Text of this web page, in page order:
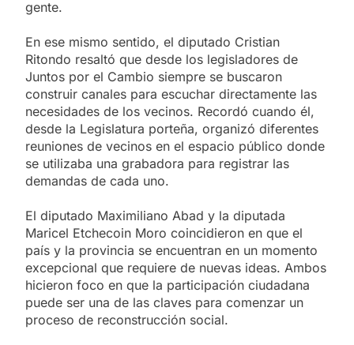
gente.
En ese mismo sentido, el diputado Cristian
Ritondo resaltó que desde los legisladores de
Juntos por el Cambio siempre se buscaron
construir canales para escuchar directamente las
necesidades de los vecinos. Recordó cuando él,
desde la Legislatura porteña, organizó diferentes
reuniones de vecinos en el espacio público donde
se utilizaba una grabadora para registrar las
demandas de cada uno.
El diputado Maximiliano Abad y la diputada
Maricel Etchecoin Moro coincidieron en que el
país y la provincia se encuentran en un momento
excepcional que requiere de nuevas ideas. Ambos
hicieron foco en que la participación ciudadana
puede ser una de las claves para comenzar un
proceso de reconstrucción social.